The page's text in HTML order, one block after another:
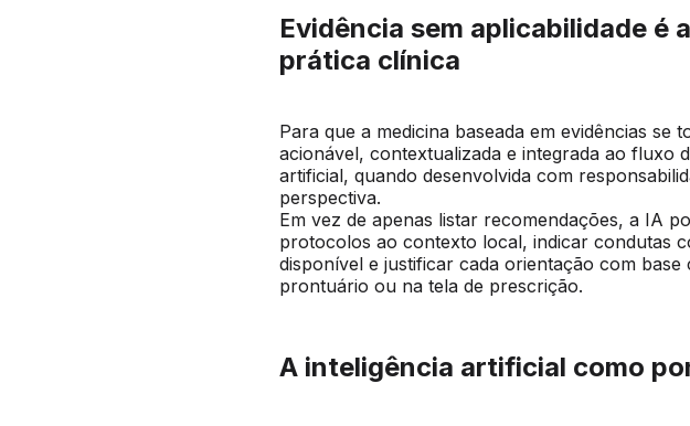
Evidência sem aplicabilidade é
prática clínica
Para que a medicina baseada em evidências se
acionável, contextualizada e integrada ao fluxo
artificial, quando desenvolvida com
perspectiva.
Em vez de apenas listar recomendações, a IA
protocolos ao contexto local, indicar condutas
disponível e justificar cada orientação com
prontuário ou na tela de prescrição.
A inteligência artificial como